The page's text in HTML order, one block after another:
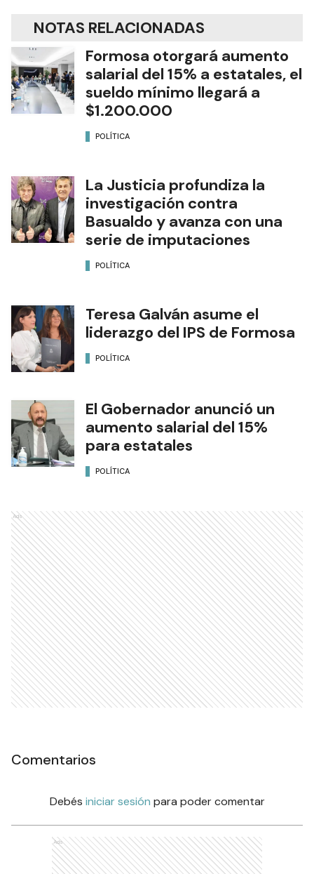
NOTAS RELACIONADAS
Formosa otorgará aumento
salarial del 15% a estatales, el
sueldo mínimo llegará a
$1.200.000
POLÍTICA
La Justicia profundiza la
investigación contra
Basualdo y avanza con una
serie de imputaciones
POLÍTICA
Teresa Galván asume el
liderazgo del IPS de Formosa
POLÍTICA
El Gobernador anunció un
aumento salarial del 15%
para estatales
POLÍTICA
Ads
Comentarios
Debés iniciar sesión para poder comentar
Ads